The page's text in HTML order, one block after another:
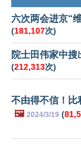
六次两会进京“
(181,107次)
院士田伟家中
(212,313次)
不由得不信！比
🖼️ 2024/3/19 (